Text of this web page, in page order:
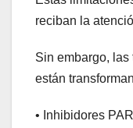
reciban la
Sin embargo,
están
• Inhibidores